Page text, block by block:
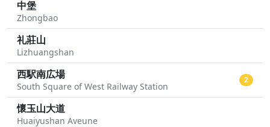
中堡
Zhongbao
礼莊山
Lizhuangshan
西駅南広場
South Square of West Railway Station
2
懷玉山大道
Huaiyushan Aveune